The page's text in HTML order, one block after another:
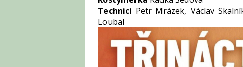
Technici Petr Mrázek, Václav
Loubal